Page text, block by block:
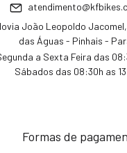
João Leopoldo Jacomel,
das Águas - Pinhais -
a Sexta Feira das
Sábados das 08:30h as
Formas de